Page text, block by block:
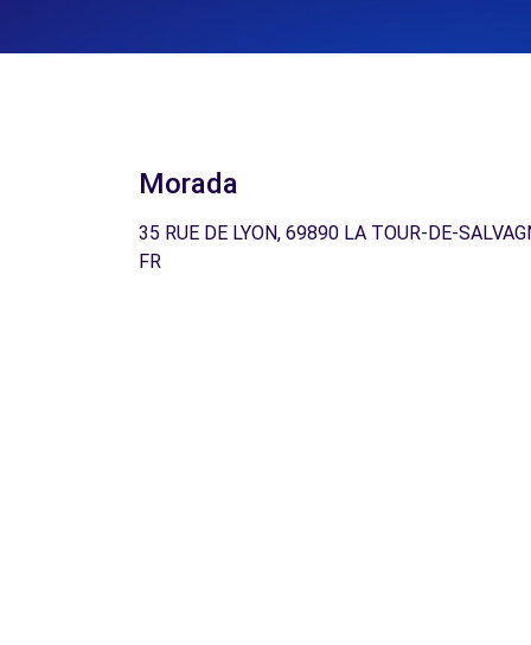
Morada
35 RUE DE LYON, 69890 LA TOUR-DE-
FR